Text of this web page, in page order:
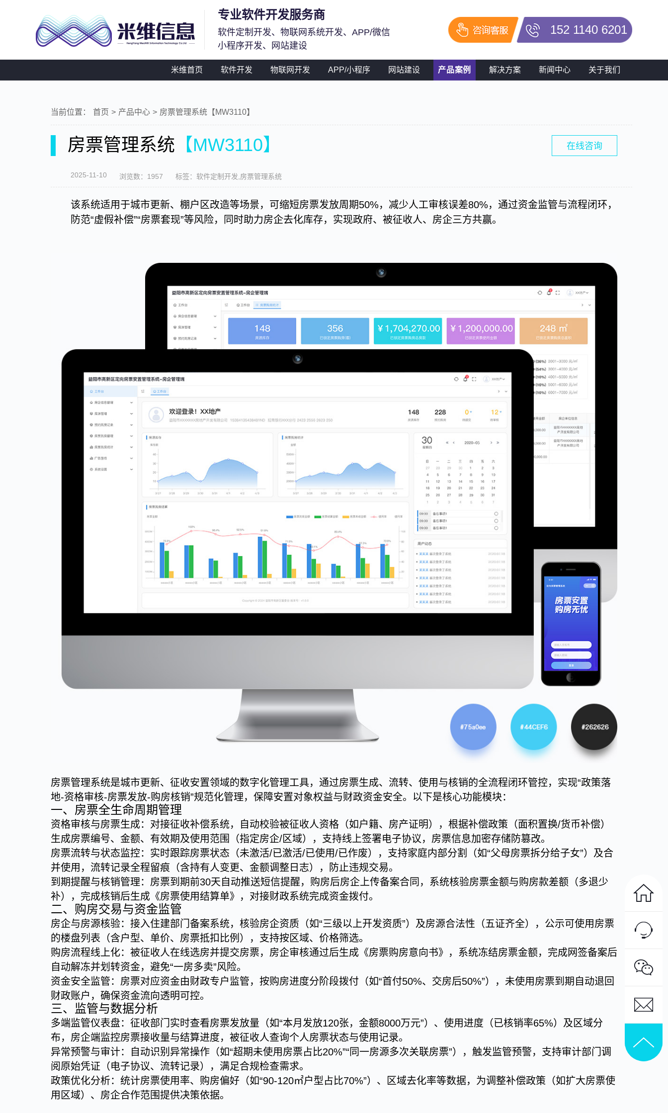
专业软件开发服务商
软件定制开发、物联网系统开发、APP/微信
小程序开发、网站建设
152 1140 6201
米维首页 软件开发 物联网开发 APP/小程序 网站建设 产品案例 解决方案 新闻中心 关于我们
当前位置： 首页 > 产品中心 > 房票管理系统【MW3110】
房票管理系统 【MW3110】 在线咨询
2025-11-10 标签：软件定制开发,房票管理系统
浏览数：1957
该系统适用于城市更新、棚户区改造等场景，可缩短房票发放周期50%，减少人工审核误差80%，通过资金监管与流程闭环，
防范“虚假补偿”“房票套现”等风险，同时助力房企去化库存，实现政府、被征收人、房企三方共赢。
房票管理系统是城市更新、征收安置领域的数字化管理工具，通过房票生成、流转、使用与核销的全流程闭环管控，实现“政策落
地-资格审核-房票发放-购房核销”规范化管理，保障安置对象权益与财政资金安全。以下是核心功能模块：
一、房票全生命周期管理
资格审核与房票生成：对接征收补偿系统，自动校验被征收人资格（如户籍、房产证明），根据补偿政策（面积置换/货币补偿）
生成房票编号、金额、有效期及使用范围（指定房企/区域），支持线上签署电子协议，房票信息加密存储防篡改。
房票流转与状态监控：实时跟踪房票状态（未激活/已激活/已使用/已作废），支持家庭内部分割（如“父母房票拆分给子女”）及合
并使用，流转记录全程留痕（含持有人变更、金额调整日志），防止违规交易。
到期提醒与核销管理：房票到期前30天自动推送短信提醒，购房后房企上传备案合同，系统核验房票金额与购房款差额（多退少
补），完成核销后生成《房票使用结算单》，对接财政系统完成资金拨付。
二、购房交易与资金监管
房企与房源核验：接入住建部门备案系统，核验房企资质（如“三级以上开发资质”）及房源合法性（五证齐全），公示可使用房票
的楼盘列表（含户型、单价、房票抵扣比例），支持按区域、价格筛选。
购房流程线上化：被征收人在线选房并提交房票，房企审核通过后生成《房票购房意向书》，系统冻结房票金额，完成网签备案后
自动解冻并划转资金，避免“一房多卖”风险。
资金安全监管：房票对应资金由财政专户监管，按购房进度分阶段拨付（如“首付50%、交房后50%”），未使用房票到期自动退回
财政账户，确保资金流向透明可控。
三、监管与数据分析
多端监管仪表盘：征收部门实时查看房票发放量（如“本月发放120张，金额8000万元”）、使用进度（已核销率65%）及区域分
布，房企端监控房票接收量与结算进度，被征收人查询个人房票状态与使用记录。
异常预警与审计：自动识别异常操作（如“超期未使用房票占比20%”“同一房源多次关联房票”），触发监管预警，支持审计部门调
阅原始凭证（电子协议、流转记录），满足合规检查需求。
政策优化分析：统计房票使用率、购房偏好（如“90-120㎡户型占比70%”）、区域去化率等数据，为调整补偿政策（如扩大房票使
用区域）、房企合作范围提供决策依据。